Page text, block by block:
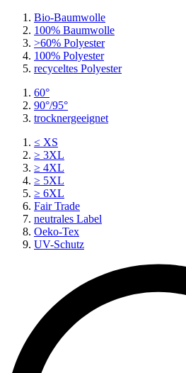
Bio-Baumwolle
100% Baumwolle
>60% Polyester
100% Polyester
recyceltes Polyester
60°
90°/95°
trocknergeeignet
≤ XS
≥ 3XL
≥ 4XL
≥ 5XL
≥ 6XL
Fair Trade
neutrales Label
Oeko-Tex
UV-Schutz